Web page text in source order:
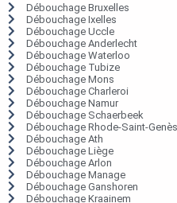
Débouchage Bruxelles
Débouchage Ixelles
Débouchage Uccle
Débouchage Anderlecht
Débouchage Waterloo
Débouchage Tubize
Débouchage Mons
Débouchage Charleroi
Débouchage Namur
Débouchage Schaerbeek
Débouchage Rhode-Saint-
Débouchage Ath
Débouchage Liège
Débouchage Arlon
Débouchage Manage
Débouchage Ganshoren
Débouchage Kraainem